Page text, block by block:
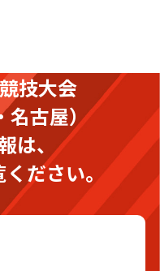
技大会
名古屋）
は、
ください。